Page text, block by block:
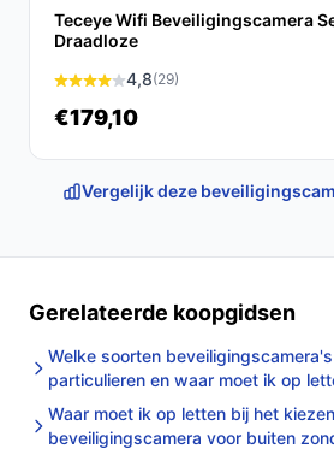
Teceye Wifi Beveiligingscamera
Draadloze
4,8(29)
€179,10
Vergelijk deze
Gerelateerde koopgidsen
Welke soorten
particulieren en waar moet ik op
Waar moet ik op letten bij het
beveiligingscamera voor buiten